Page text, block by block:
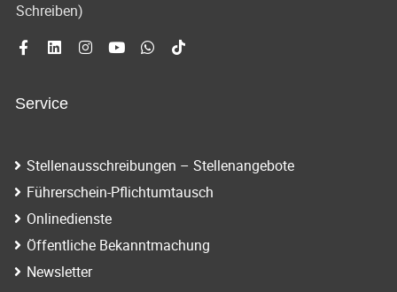
Schreiben)
Service
Stellenausschreibungen – Stellenangebote
Führerschein-Pflichtumtausch
Onlinedienste
Öffentliche Bekanntmachung
Newsletter